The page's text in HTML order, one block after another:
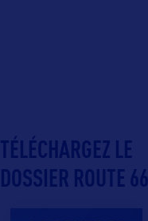
TÉLÉCHARGEZ LE
DOSSIER ROUTE 66